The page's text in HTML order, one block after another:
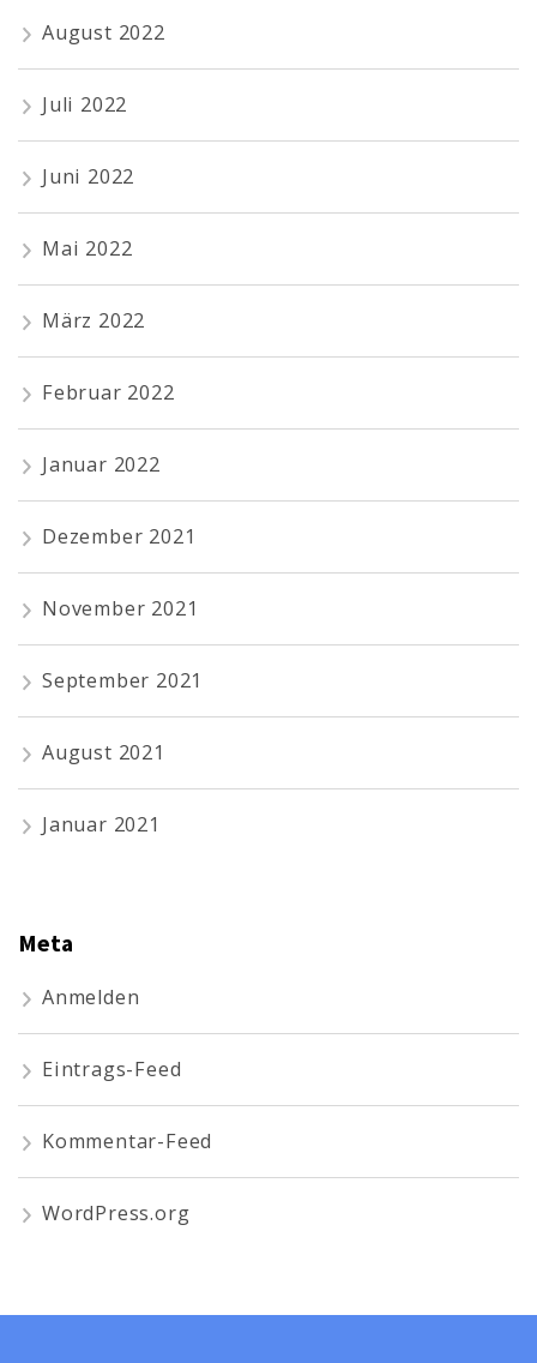
August 2022
Juli 2022
Juni 2022
Mai 2022
März 2022
Februar 2022
Januar 2022
Dezember 2021
November 2021
September 2021
August 2021
Januar 2021
Meta
Anmelden
Eintrags-Feed
Kommentar-Feed
WordPress.org